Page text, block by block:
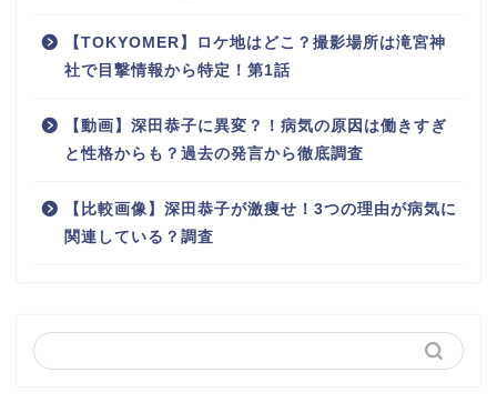
【TOKYOMER】ロケ地はどこ？撮影場所は滝宮神
社で目撃情報から特定！第1話
【動画】深田恭子に異変？！病気の原因は働きすぎ
と性格からも？過去の発言から徹底調査
【比較画像】深田恭子が激痩せ！3つの理由が病気に
関連している？調査